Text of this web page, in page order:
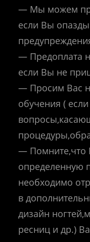
— Мы можем
если Вы
— Предоплата
если Вы не
— Просим Вас
обучения (
— Помните,что
определенную
необходимо
в
дизайн
ресниц и др.)